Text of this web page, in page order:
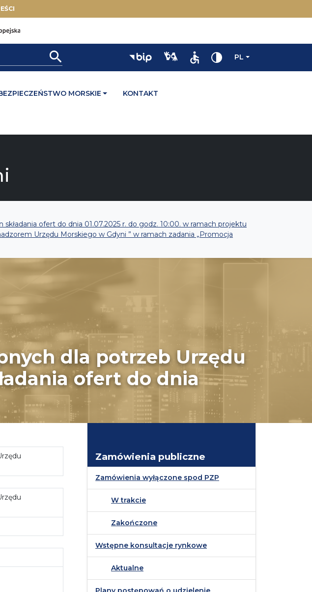
PL
MORSKIE KONTAKT
ofert do dnia 01.07.2025 r. do godz. 10:00. w ramach projektu
Urzędu Morskiego w Gdyni ” w ramach zadania „Promocja
dla potrzeb Urzędu
ofert do dnia
Zamówienia publiczne
Zamówienia wyłączone spod PZP
W trakcie
Zakończone
Wstępne konsultacje rynkowe
Aktualne